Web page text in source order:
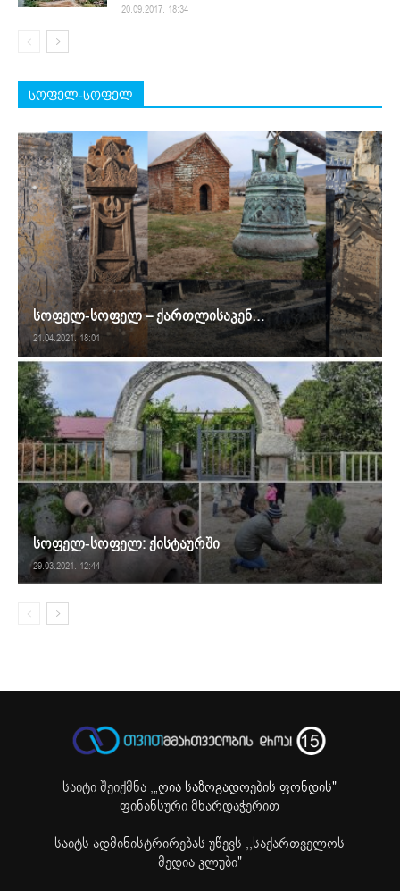
20.09.2017. 18:34
სოფელ-სოფელ
სოფელ-სოფელ – ქართლისაკენ…
21.04.2021. 18:01
სოფელ-სოფელ: ქისტაურში
29.03.2021. 12:44
საიტი შეიქმნა ,„ღია საზოგადოების ფონდის"
ფინანსური მხარდაჭერით
საიტს ადმინისტრირებას უწევს ,,საქართველოს
მედია კლუბი"